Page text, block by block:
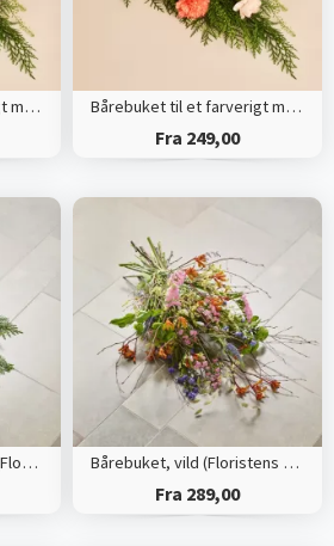
Bårebuket til et farverigt minde med bånd Bårebuket til et farverigt minde
Fra 249,00
Bårebuket, multifarvet (Floristens kreative valg) Bårebuket, vild (Floristens kreative valg)
Fra 289,00